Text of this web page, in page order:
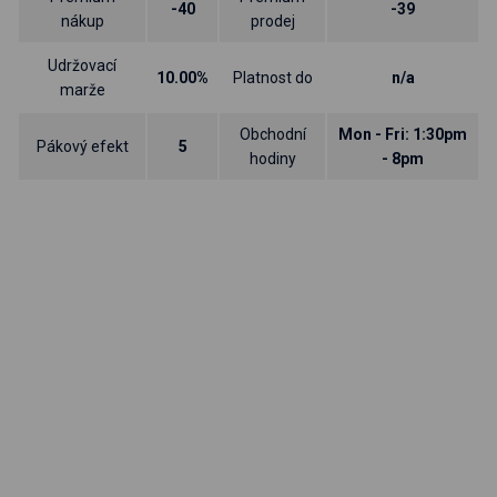
nákup
-40
prodej
-39
Udržovací
marže
10.00% Platnost do n/a
Pákový efekt 5
Obchodní
hodiny
Mon - Fri: 1:30pm
- 8pm